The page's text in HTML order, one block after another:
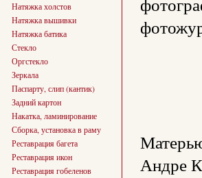
Натяжка холстов
Натяжка вышивки
Натяжка батика
Стекло
Оргстекло
Зеркала
Паспарту, слип (кантик)
Задний картон
Накатка, ламинирование
Сборка, установка в раму
Реставрация багета
Реставрация икон
Реставрация гобеленов
Андре